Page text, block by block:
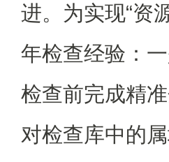
进。为实现“资
年检查经验：
检查前完成精
对检查库中的